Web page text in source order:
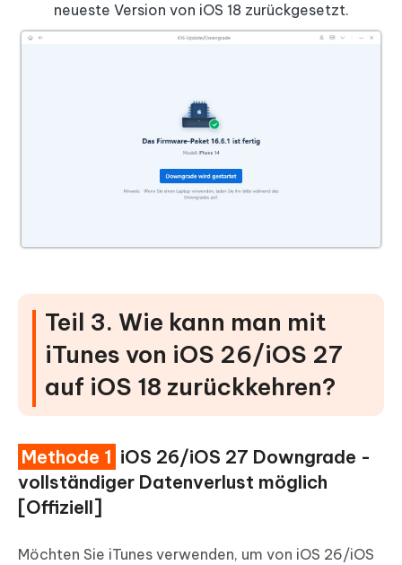
neueste Version von iOS 18 zurückgesetzt.
Teil 3. Wie kann man mit
iTunes von iOS 26/iOS 27
auf iOS 18 zurückkehren?
Methode 1 iOS 26/iOS 27 Downgrade -
vollständiger Datenverlust möglich
[Offiziell]
Möchten Sie iTunes verwenden, um von iOS 26/iOS